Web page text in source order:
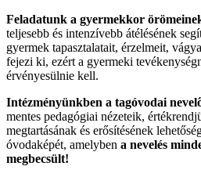
Feladatunk a gyermekkor
teljesebb és intenzívebb átélésének
gyermek tapasztalatait, érzelmeit,
fejezi ki, ezért a gyermeki
érvényesülnie kell.
Intézményünkben a tagóvodai
mentes pedagógiai nézeteik,
megtartásának és erősítésének
óvodaképét, amelyben a nevelés
megbecsült!